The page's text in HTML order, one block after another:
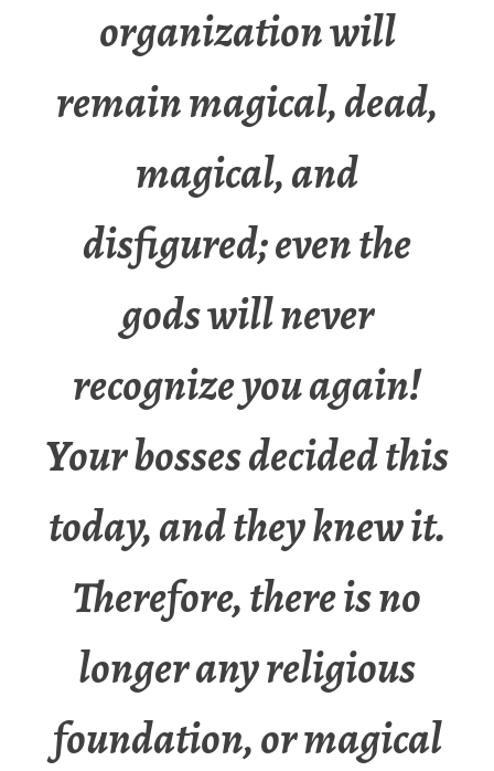
organization will
remain magical, dead,
magical, and
disfigured; even the
gods will never
recognize you again!
Your bosses decided this
today, and they knew it.
Therefore, there is no
longer any religious
foundation, or magical